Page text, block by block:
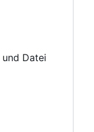
und Datei